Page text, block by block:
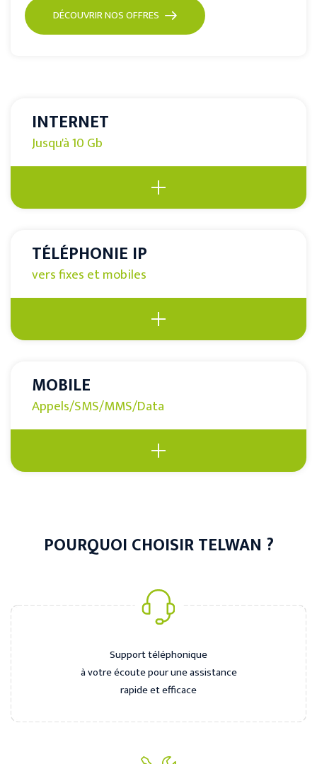
DÉCOUVRIR NOS OFFRES
INTERNET
Jusqu'à 10 Gb
TÉLÉPHONIE IP
vers fixes et mobiles
MOBILE
Appels/SMS/MMS/Data
POURQUOI CHOISIR TELWAN ?
Support téléphonique
à votre écoute pour une assistance
rapide et efficace